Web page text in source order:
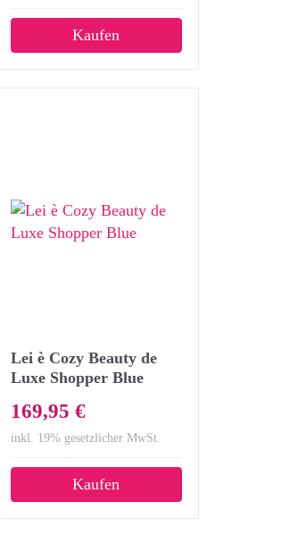
Kaufen
Lei è Cozy Beauty de
Luxe Shopper Blue
169,95 €
inkl. 19% gesetzlicher MwSt.
Kaufen